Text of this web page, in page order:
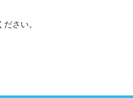
さい。